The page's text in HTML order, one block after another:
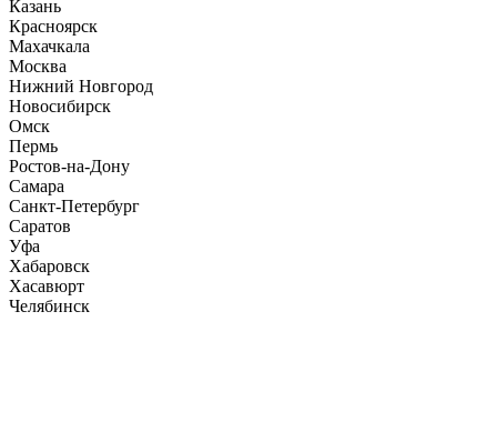
Казань
Красноярск
Махачкала
Москва
Нижний Новгород
Новосибирск
Омск
Пермь
Ростов-на-Дону
Самара
Санкт-Петербург
Саратов
Уфа
Хабаровск
Хасавюрт
Челябинск